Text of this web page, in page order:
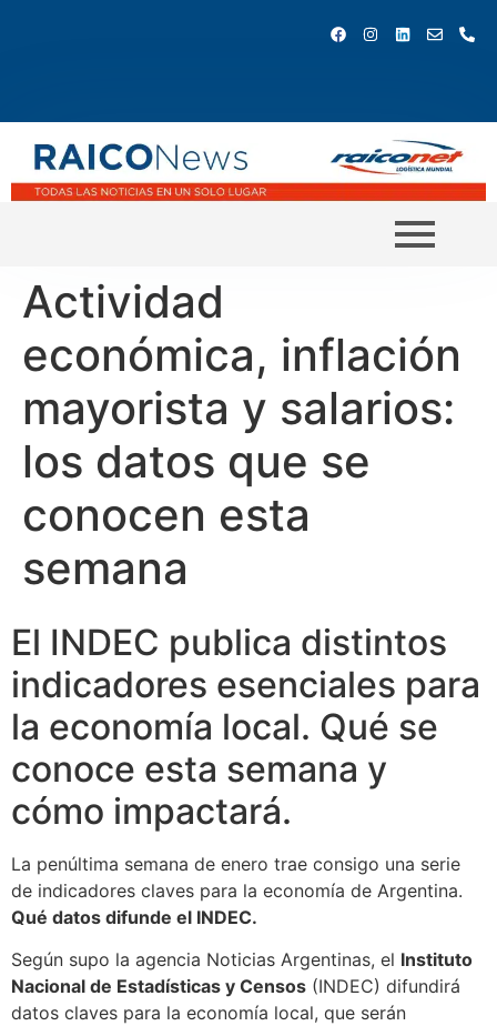
Actividad
económica, inflación
mayorista y salarios:
los datos que se
conocen esta
semana
El INDEC publica distintos
indicadores esenciales para
la economía local. Qué se
conoce esta semana y
cómo impactará.
La penúltima semana de enero trae consigo una serie
de indicadores claves para la economía de Argentina.
Qué datos difunde el INDEC.
Según supo la agencia Noticias Argentinas, el Instituto
Nacional de Estadísticas y Censos (INDEC) difundirá
datos claves para la economía local, que serán